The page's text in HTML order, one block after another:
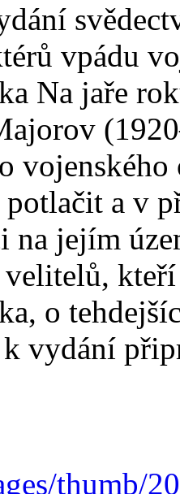
vpádu
Na jaře
potlačit a v
na jejím
o
k vydání